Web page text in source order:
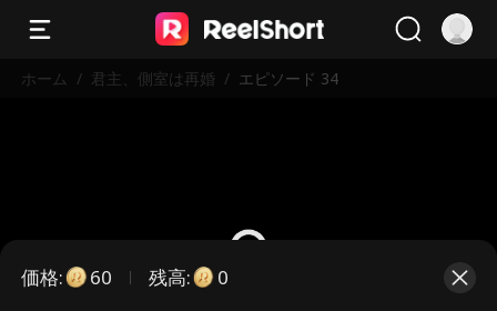
ホーム / 君主、側室は再婚 / エピソード 34
価格: 60 残高: 0